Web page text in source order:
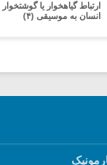
ارتباط گیاهخوار یا
انسان به موسیقی (۴)